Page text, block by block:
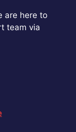
are here to
team via